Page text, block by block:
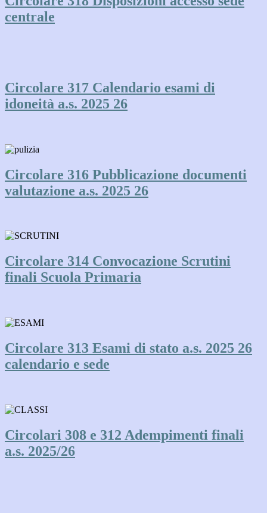
centrale
Circolare 317 Calendario esami di
idoneità a.s. 2025 26
Circolare 316 Pubblicazione documenti
valutazione a.s. 2025 26
Circolare 314 Convocazione Scrutini
finali Scuola Primaria
Circolare 313 Esami di stato a.s. 2025 26
calendario e sede
Circolari 308 e 312 Adempimenti finali
a.s. 2025/26